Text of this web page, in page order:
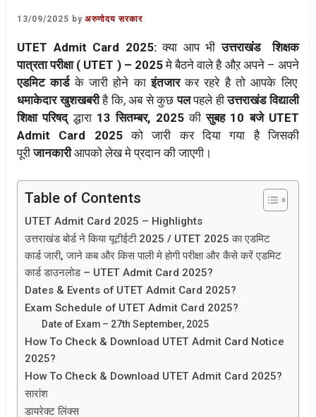
13/09/2025 byअरुणोदय सरकार
UTET Admit Card 2025:क्या आप भीउत्तराखंड शिक्षक
पात्रता परीक्षा ( UTET ) – 2025मे बैठने वाले है औऱ अपने – अपने
एडमिट कार्डके जारी होने काइंतजारकर रहरे है तो आपके लिए
धमाकेदार खुशखबरीहै कि, अब से कुछ पलपहले हीउत्तराखंड विद्याली
शिक्षा परिषद्द्धारा 13 सितम्बर, 2025कीसुबह 10 बजे UTET
Admit Card 2025को जारी कर दिया गया है जिसकी
पूरीजानकारीआपको लेख मे प्रदान की जाएगी।
Table of Contents
UTET Admit Card 2025 – Highlights
उत्तराखंड बोर्ड ने किया यूटीईटी 2025 / UTET 2025 का एडमिट
कार्ड जारी, जाने कब और किस पाली मे होगी परीक्षा और कैसे करें एडमिट
कार्ड डाउनलोड – UTET Admit Card 2025?
Dates & Events of UTET Admit Card 2025?
Exam Schedule of UTET Admit Card 2025?
Date of Exam – 27th September, 2025
How To Check & Download UTET Admit Card Notice
2025?
How To Check & Download UTET Admit Card 2025?
सारांश
डायरेक्ट लिंक्स